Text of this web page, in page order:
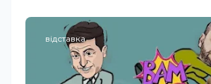
відставка